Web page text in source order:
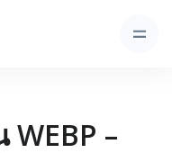
WEBP –